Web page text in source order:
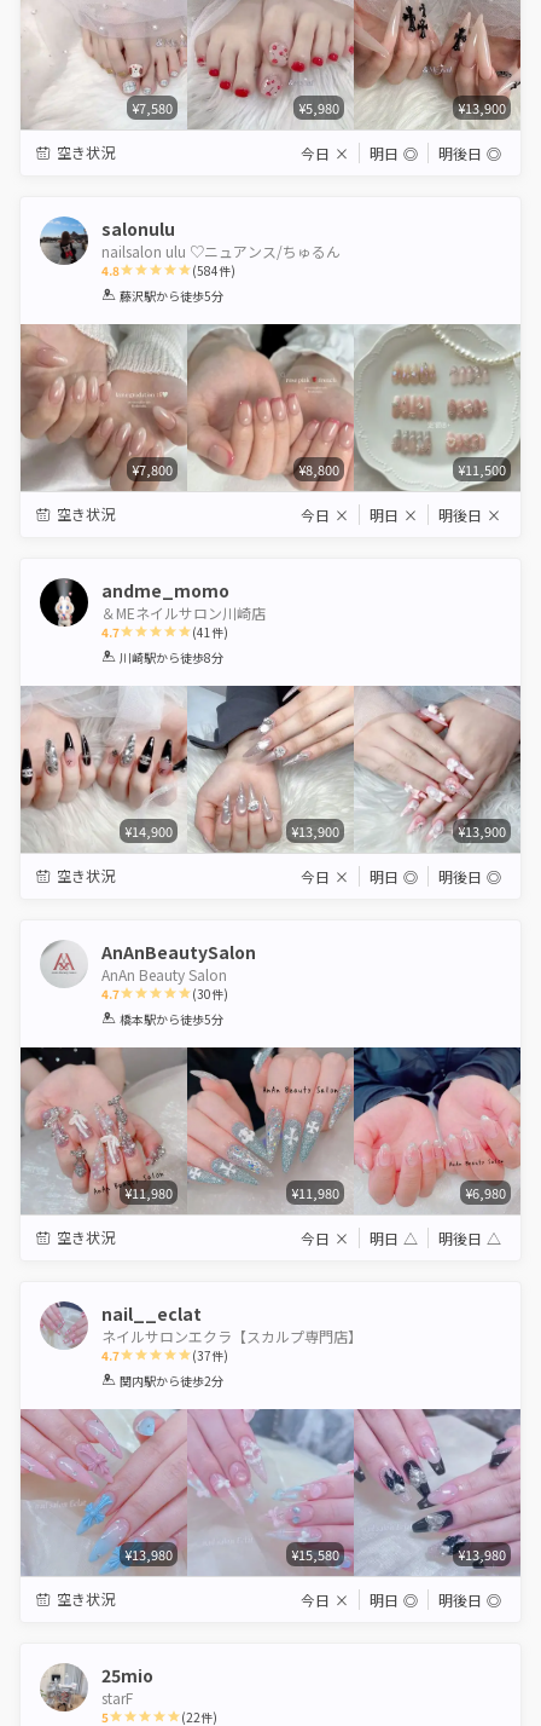
¥7,580 ¥5,980 ¥13,900
空き状況 今日 × 明日 ◎ 明後日 ◎
salonulu
nailsalon ulu ♡ニュアンス/ちゅるん
4.8
1 2 3 4 5
(584件)
藤沢駅から徒歩5分
¥7,800 ¥8,800 ¥11,500
空き状況 今日 × 明日 × 明後日 ×
andme_momo
＆MEネイルサロン川崎店
4.7
1 2 3 4 5
(41件)
川崎駅から徒歩8分
¥14,900 ¥13,900 ¥13,900
空き状況 今日 × 明日 ◎ 明後日 ◎
AnAnBeautySalon
AnAn Beauty Salon
4.7
1 2 3 4 5
(30件)
橋本駅から徒歩5分
¥11,980 ¥11,980 ¥6,980
空き状況 今日 × 明日 △ 明後日 △
nail__eclat
ネイルサロンエクラ【スカルプ専門店】
4.7
1 2 3 4 5
(37件)
関内駅から徒歩2分
¥13,980 ¥15,580 ¥13,980
空き状況 今日 × 明日 ◎ 明後日 ◎
25mio
starF
5 (22件)